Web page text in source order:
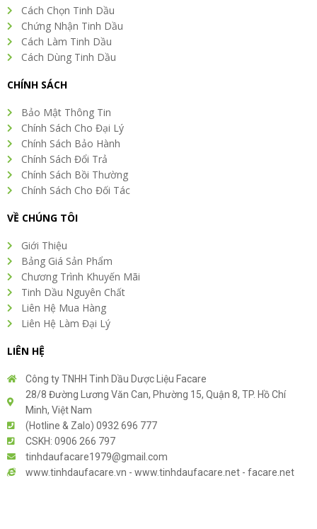
Cách Chọn Tinh Dầu
Chứng Nhận Tinh Dầu
Cách Làm Tinh Dầu
Cách Dùng Tinh Dầu
CHÍNH SÁCH
Bảo Mật Thông Tin
Chính Sách Cho Đại Lý
Chính Sách Bảo Hành
Chính Sách Đổi Trả
Chính Sách Bồi Thường
Chính Sách Cho Đối Tác
VỀ CHÚNG TÔI
Giới Thiệu
Bảng Giá Sản Phẩm
Chương Trình Khuyến Mãi
Tinh Dầu Nguyên Chất
Liên Hệ Mua Hàng
Liên Hệ Làm Đại Lý
LIÊN HỆ
Công ty TNHH Tinh Dầu Dược Liệu Facare
28/8 Đường Lương Văn Can, Phường 15, Quận 8, TP. Hồ Chí
Minh, Việt Nam
(Hotline & Zalo) 0932 696 777
CSKH: 0906 266 797
tinhdaufacare1979@gmail.com
www.tinhdaufacare.vn - www.tinhdaufacare.net - facare.net